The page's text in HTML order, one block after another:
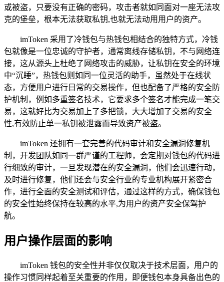
或被盗，只要没有正确的密码，攻击者就如同面对一座无法攻
克的堡垒，根本无法获取私钥,也就无法动用用户的资产。
imToken 采用了冷钱包与热钱包相结合的独特方式，冷钱
包就像是一位忠诚的守护者，通常离线存储私钥，不与网络连
接，这从源头上杜绝了网络攻击的威胁，让私钥在安全的环境
中“沉睡”，热钱包则如同一位灵活的助手，虽然处于在线状
态，方便用户进行日常的交易操作，但也配备了严格的安全防
护机制，例如多重签名技术，它要求多个签名才能完成一笔交
易，这就好比为交易加上了多把锁，大大增加了交易的安全
性,有效防止单一私钥被泄露而导致资产被盗。
imToken 还拥有一套完善的代码审计和安全漏洞修复机
制，开发团队如同一群严谨的工程师，会定期对钱包的代码进
行细致的审计，一旦发现潜在的安全漏洞，他们会迅速行动，
及时进行修复，他们还会与安全行业的专业机构展开紧密合
作，进行全面的安全测试和评估，通过这样的方式，确保钱包
的安全性始终保持在较高的水平,为用户的资产安全保驾护
航。
用户操作层面的影响
imToken 钱包的安全性并非仅仅取决于技术层面，用户的
操作习惯同样起着至关重要的作用，即便钱包本身具备出色的